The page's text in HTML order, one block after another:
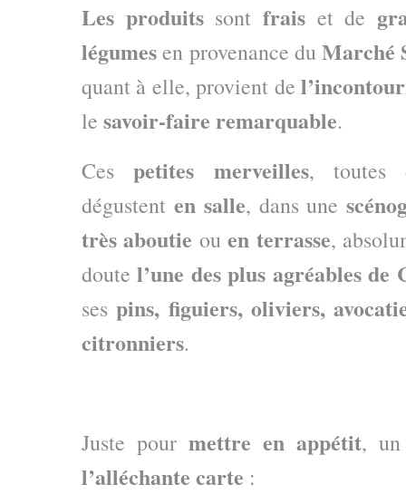
Les produitssontfrais et de
légumesen provenance duMarché
quant à elle, provient de
le savoir-faire remarquable.
Cespetites merveilles, toutes
dégustent en salle, dans une
très aboutie ouen terrasse,
doutel’une des plus agréables
sespins, figuiers, oliviers,
citronniers.
Juste pour mettre en appétit,
l’alléchante carte :